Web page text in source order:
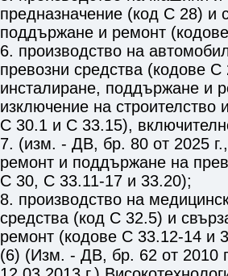
предназначение (код C 28) и
поддържане и ремонт
6. производство на
превозни средства (кодове
инсталиране, поддържане и
изключение на
C 30.1 и С 33.15),
7. (изм. - ДВ, бр. 80 от 2025
ремонт и поддържане на
C 30, C 33.11-17 и 33.20);
8. производство на
средства (код C 32.5) и
ремонт (кодове C 33.12-14 и
(6) (Изм. - ДВ, бр. 62 от 2010